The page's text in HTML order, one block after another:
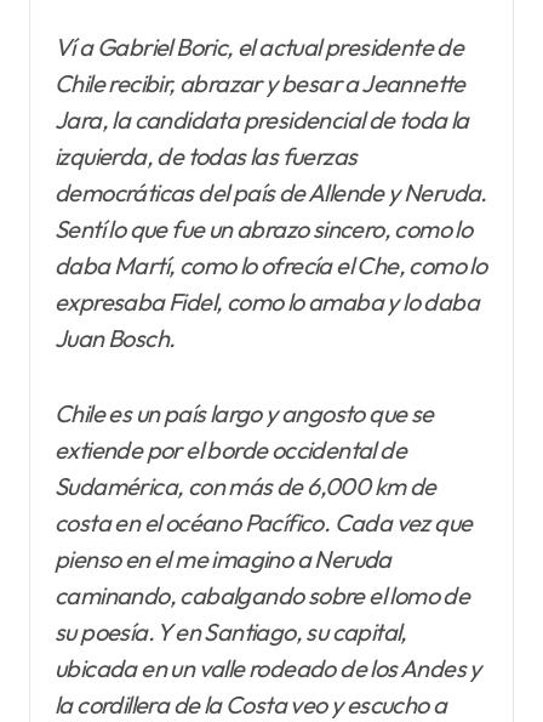
Ví a Gabriel Boric, el actual presidente de
Chile recibir, abrazar y besar a Jeannette
Jara, la candidata presidencial de toda la
izquierda, de todas las fuerzas
democráticas del país de Allende y Neruda.
Sentí lo que fue un abrazo sincero, como lo
daba Martí, como lo ofrecía el Che, como lo
expresaba Fidel, como lo amaba y lo daba
Juan Bosch.
Chile es un país largo y angosto que se
extiende por el borde occidental de
Sudamérica, con más de 6,000 km de
costa en el océano Pacífico. Cada vez que
pienso en el me imagino a Neruda
caminando, cabalgando sobre el lomo de
su poesía. Y en Santiago, su capital,
ubicada en un valle rodeado de los Andes y
la cordillera de la Costa veo y escucho a